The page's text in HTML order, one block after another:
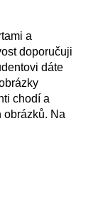
a
doporučuji
dáte
chodí a
obrázků. Na